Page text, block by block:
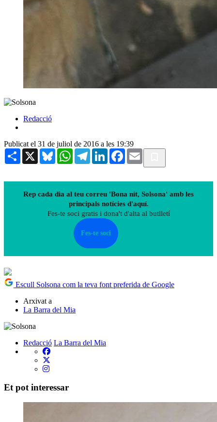
Redacció
Publicat el 31 de juliol de 2016 a les 19:39
Share X BlueskyWhatsAppTelegramLinkedInFacebook
Email
Rep cada dia al teu correu 'Bona nit, Solsona' amb les
principals notícies d'aquí.
Fes-te soci gratis i dona't d'alta al butlletí
Fes-te soci
Escull Solsona com la teva font preferida de Google
Arxivat a
La Barra del Mia
Redacció La Barra del Mia
Et pot interessar